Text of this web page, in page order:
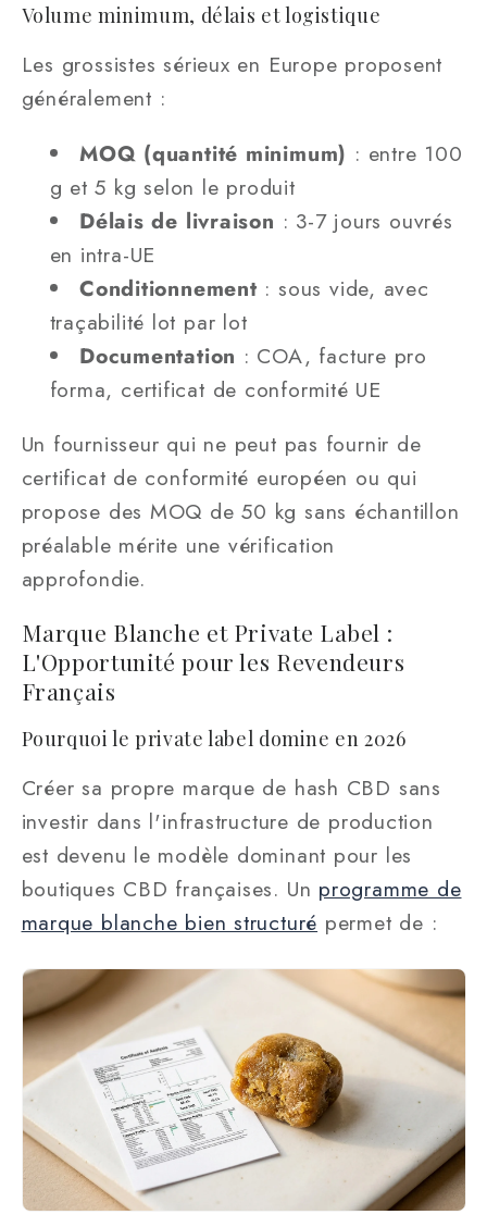
Volume minimum, délais et logistique
Les grossistes sérieux en Europe proposent
généralement :
MOQ (quantité minimum) : entre 100
g et 5 kg selon le produit
Délais de livraison : 3-7 jours ouvrés
en intra-UE
Conditionnement : sous vide, avec
traçabilité lot par lot
Documentation : COA, facture pro
forma, certificat de conformité UE
Un fournisseur qui ne peut pas fournir de
certificat de conformité européen ou qui
propose des MOQ de 50 kg sans échantillon
préalable mérite une vérification
approfondie.
Marque Blanche et Private Label :
L'Opportunité pour les Revendeurs
Français
Pourquoi le private label domine en 2026
Créer sa propre marque de hash CBD sans
investir dans l'infrastructure de production
est devenu le modèle dominant pour les
boutiques CBD françaises. Un programme de
marque blanche bien structuré permet de :